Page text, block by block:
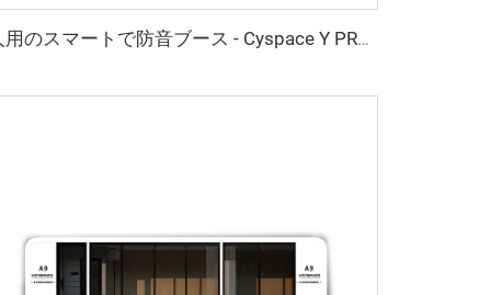
4人用のスマートで防音ブース - Cyspace Y PROシリーズ